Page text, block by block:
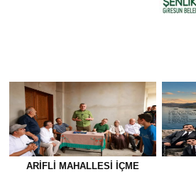
ARIFLI MAHALLESI İÇME